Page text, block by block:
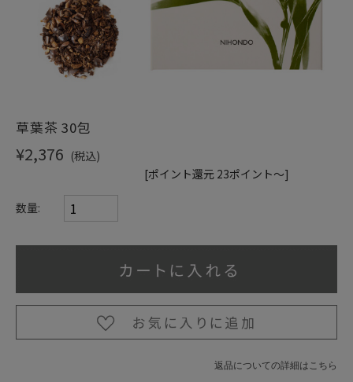
草葉茶 30包
¥2,376 (税込)
[ポイント還元 23ポイント～]
数量:
返品についての詳細はこちら